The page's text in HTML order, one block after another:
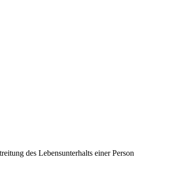
des Lebensunterhalts einer Person